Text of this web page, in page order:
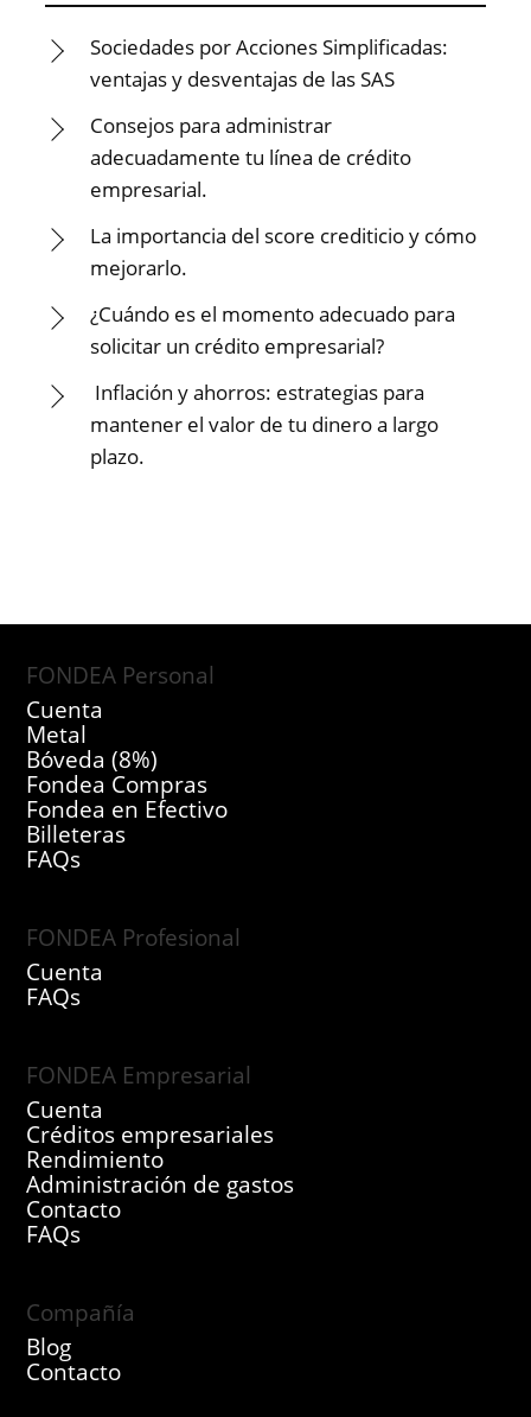
Sociedades por Acciones Simplificadas:
ventajas y desventajas de las SAS
Consejos para administrar
adecuadamente tu línea de crédito
empresarial.
La importancia del score crediticio y cómo
mejorarlo.
¿Cuándo es el momento adecuado para
solicitar un crédito empresarial?
Inflación y ahorros: estrategias para
mantener el valor de tu dinero a largo
plazo.
FONDEA Personal
Cuenta
Metal
Bóveda (8%)
Fondea Compras
Fondea en Efectivo
Billeteras
FAQs
FONDEA Profesional
Cuenta
FAQs
FONDEA Empresarial
Cuenta
Créditos empresariales
Rendimiento
Administración de gastos
Contacto
FAQs
Compañía
Blog
Contacto